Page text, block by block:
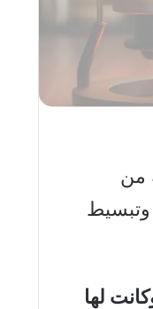
من
وتبسيط
لها